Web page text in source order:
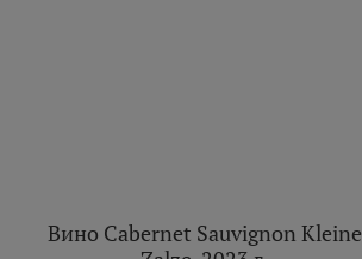
Вино Cabernet Sauvignon Kleine